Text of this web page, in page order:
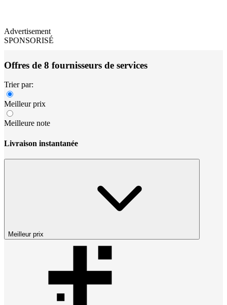
Advertisement
SPONSORISÉ
Offres de 8 fournisseurs de services
Trier par:
Meilleur prix
Meilleure note
Livraison instantanée
Meilleur prix